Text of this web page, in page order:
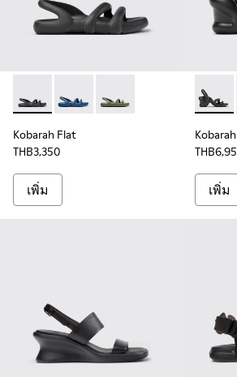
Kobarah Flat - K201636-001 - รองเ
Kobarah Flat - K201636-021
Kobarah Flat -
Kobarah Flat
THB3,350
เพิ่ม
Kobarah
เพิ่ม